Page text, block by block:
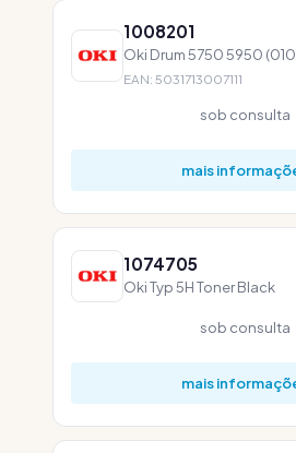
1008201
Oki Drum 5750 5950
EAN: 5031713007111
sob consulta
mais
1074705
Oki Typ 5H Toner Black
sob consulta
mais